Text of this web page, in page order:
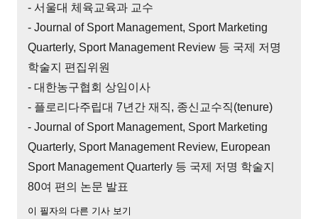
- 서울대 체육교육과 교수
- Journal of Sport Management, Sport Marketing
Quarterly, Sport Management Review 등 국제 저명
학술지 편집위원
- 대한농구협회 상임이사
- 플로리다주립대 7년간 재직, 종신교수직(tenure)
- Journal of Sport Management, Sport Marketing
Quarterly, Sport Management Review, European
Sport Management Quarterly 등 국제 저명 학술지
80여 편의 논문 발표
이 필자의 다른 기사 보기